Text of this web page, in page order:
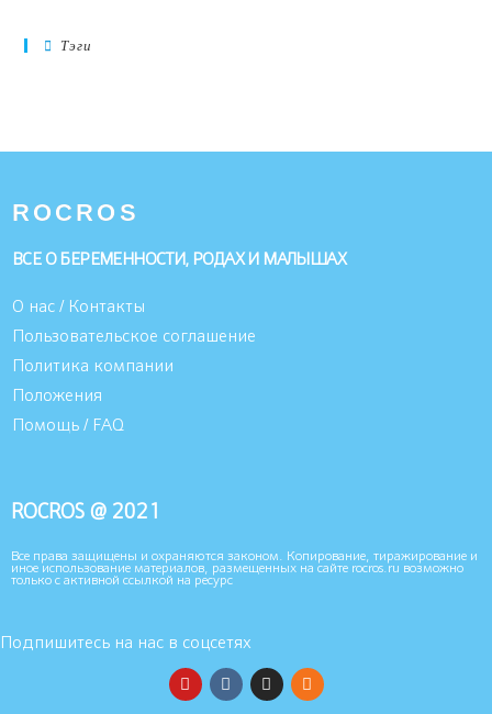
Тэги
ROCROS
ВСЕ О БЕРЕМЕННОСТИ, РОДАХ И МАЛЫШАХ
О нас / Контакты
Пользовательское соглашение
Политика компании
Положения
Помощь / FAQ
ROCROS @ 2021
Все права защищены и охраняются законом. Копирование, тиражирование и
иное использование материалов, размещенных на сайте rocros.ru возможно
только с активной ссылкой на ресурс
Подпишитесь на нас в соцсетях